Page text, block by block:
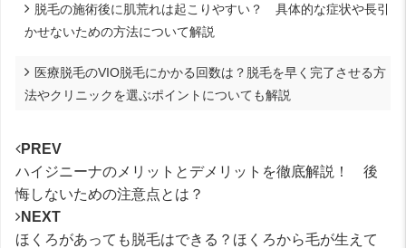
脱毛の施術後に肌荒れは起こりやすい？ 具体的な症状や長引
かせないための方法について解説
医療脱毛のVIO脱毛にかかる回数は？脱毛を早く完了させる方
法やクリニックを選ぶポイントについても解説
PREV
ハイジニーナのメリットとデメリットを徹底解説！ 後
悔しないための注意点とは？
NEXT
ほくろがあっても脱毛はできる？ほくろから毛が生えて